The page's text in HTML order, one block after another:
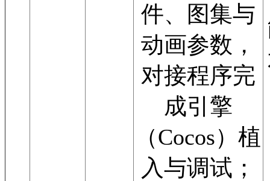
件、图集与
动画参数，
对接程序完
成引擎
（Cocos）植
入与调试；